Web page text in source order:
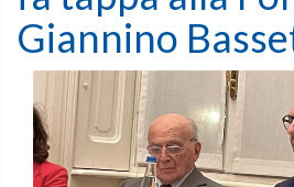
Giannino